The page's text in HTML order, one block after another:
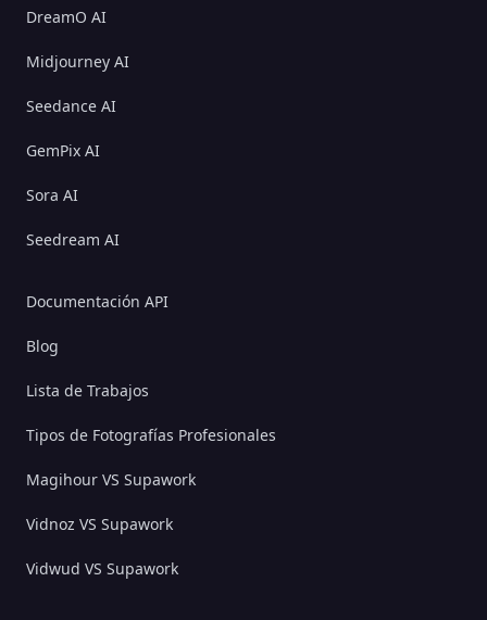
DreamO AI
Midjourney AI
Seedance AI
GemPix AI
Sora AI
Seedream AI
Documentación API
Blog
Lista de Trabajos
Tipos de Fotografías Profesionales
Magihour VS Supawork
Vidnoz VS Supawork
Vidwud VS Supawork